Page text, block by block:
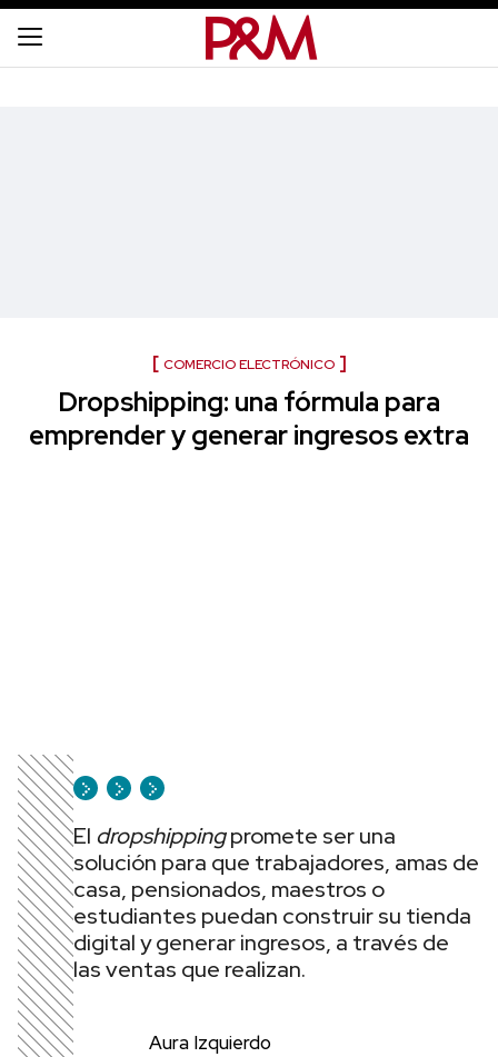
COMERCIO ELECTRÓNICO
Dropshipping: una fórmula para
emprender y generar ingresos extra
El dropshippingpromete ser una
solución para que trabajadores, amas de
casa, pensionados, maestros o
estudiantes puedan construir su tienda
digital y generar ingresos, a través de
las ventas que realizan.
Aura Izquierdo